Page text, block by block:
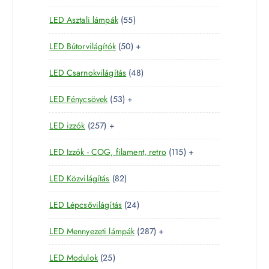
k
m
é
k
t
e
r
m
é
k
3
t
r
é
LED Asztali lámpák 555
5
t
e
r
m
k
LED Bútorvilágítók 505
0
t
e
r
m
k
+
LED Csarnokvilágítás 484
8
e
m
é
k
LED Fénycsövek 535
3
e
r
m
é
k
+
LED izzók 2572
5
7
t
e
r
m
é
k
+
LED Izzók - COG, filament, retro 1151
1
t
r
é
+
LED Közvilágítás 828
2
t
e
r
m
LED Lépcsővilágítás 242
4
t
e
LED Mennyezeti lámpák 2872
8
+
LED Modulok 252